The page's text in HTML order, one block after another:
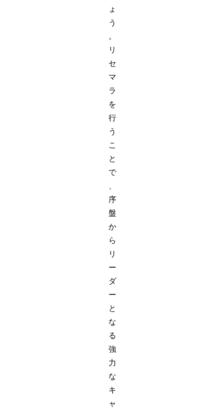
ょ
う
。
リ
セ
マ
ラ
を
行
う
こ
と
で
序
盤
か
ら
リ
ー
ダ
ー
と
な
る
強
力
な
キ
ャ